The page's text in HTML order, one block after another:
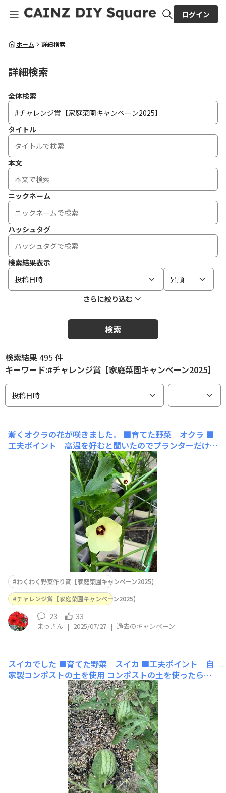
全体検索
ログイン
ホーム 詳細検索
詳細検索
全体検索
タイトル
本文
ニックネーム
ハッシュタグ
検索結果表示
投稿日時
昇順
さらに絞り込む
検索
検索結果495 件
キーワード:#チャレンジ賞【家庭菜園キャンペーン2025】
投稿日時
漸くオクラの花が咲きました。
■育てた野菜 オクラ ■
工夫ポイント 高温を好むと聞いたのでプランターだけど
マルチング用のビニールを張ってみました。背丈が小さい
頃には防虫ネットの虫除け、大きくなってからは支柱。油
断してたらハマキムシが来てて、今は週1〜2回の「トウ
ガラシ焼酎スプレー」で予防しています。 &nbs
わくわく野菜作り賞【家庭菜園キャンペーン2025】
チャレンジ賞【家庭菜園キャンペーン2025】
23 33
まっさん | 2025/07/27 | 過去のキャンペーン
スイカでした ■育てた野菜 スイカ ■工夫ポイント 自
家製コンポストの土を使用 コンポストの土を使ったら謎
の芽🌱が出てきたので見守っていたらスイカが実りました
😳思いもよらずスイカを育てることになり初めてでドキ
ドキです 毎日少しずつ大きくなるのを見るのが楽しいで